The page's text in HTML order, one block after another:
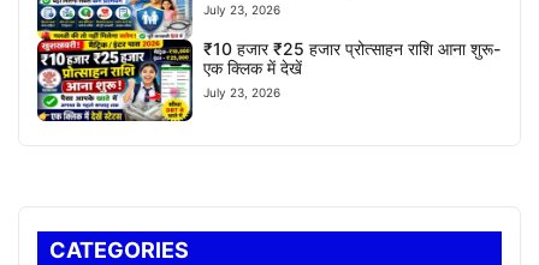
July 23, 2026
₹10 हजार ₹25 हजार प्रोत्साहन राशि आना शुरू-
एक क्लिक में देखें
July 23, 2026
CATEGORIES